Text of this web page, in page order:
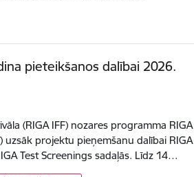
pieteikšanos dalībai 2026.
(RIGA IFF) nozares programma RIGA
uzsāk projektu pieņemšanu dalībai RIGA
Test Screenings sadaļās. Līdz 14…